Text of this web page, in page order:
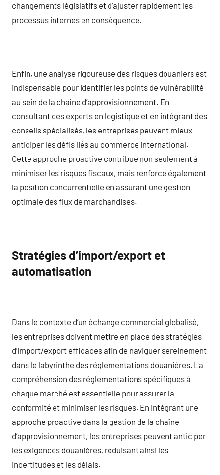
changements législatifs et d’ajuster rapidement les
processus internes en conséquence.
Enfin, une analyse rigoureuse des risques douaniers est
indispensable pour identifier les points de vulnérabilité
au sein de la chaîne d’approvisionnement. En
consultant des experts en logistique et en intégrant des
conseils spécialisés, les entreprises peuvent mieux
anticiper les défis liés au commerce international.
Cette approche proactive contribue non seulement à
minimiser les risques fiscaux, mais renforce également
la position concurrentielle en assurant une gestion
optimale des flux de marchandises.
Stratégies d’import/export et
automatisation
Dans le contexte d’un échange commercial globalisé,
les entreprises doivent mettre en place des stratégies
d’import/export efficaces afin de naviguer sereinement
dans le labyrinthe des réglementations douanières. La
compréhension des réglementations spécifiques à
chaque marché est essentielle pour assurer la
conformité et minimiser les risques. En intégrant une
approche proactive dans la gestion de la chaîne
d’approvisionnement, les entreprises peuvent anticiper
les exigences douanières, réduisant ainsi les
incertitudes et les délais.